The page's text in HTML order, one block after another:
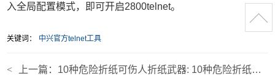
入全局配置模式，即可开启2800telnet。
关键词： 中兴官方telnet工具
< 上一篇： 10种危险折纸可伤人折纸武器: 10种危险折纸可伤人折纸武器暗器